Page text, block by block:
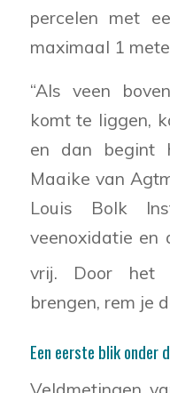
percelen met
maximaal 1
“Als veen
komt te liggen,
en dan begint
Maaike van
Louis Bolk
veenoxidatie en
vrij. Door het
brengen, rem je
Een eerste blik onder